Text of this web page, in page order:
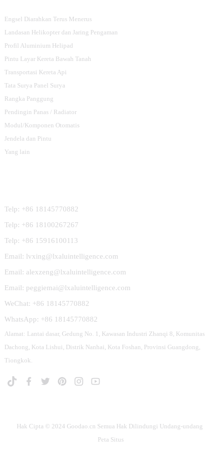
Engsel Diarahkan Terus Menerus
Landasan Helikopter dan Jaring Pengaman
Profil Aluminium Helipad
Pintu Layar Kereta Bawah Tanah
Transportasi Kereta Api
Tata Surya Panel Surya
Rangka Panggung
Pendingin Panas / Radiator
Modul/Komponen Otomatis
Jendela dan Pintu
Yang lain
Telp: +86 18145770882
Telp: +86 18100267267
Telp: +86 15916100113
Email: lvxing@lxaluintelligence.com
Email: alexzeng@lxaluintelligence.com
Email: peggiemai@lxaluintelligence.com
WeChat: +86 18145770882
WhatsApp: +86 18145770882
Alamat: Lantai dasar, Gedung No. 1, Kawasan Industri Zhanqi 8, Komunitas
Dachong, Kota Lishui, Distrik Nanhai, Kota Foshan, Provinsi Guangdong,
Tiongkok.
Hak Cipta © 2024 Goodao.cn Semua Hak Dilindungi Undang-undang
Peta Situs